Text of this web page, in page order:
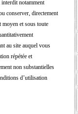
notamment
conserver, directement
et sous toute
au site auquel vous
répétée et
non substantielles
d’utilisation